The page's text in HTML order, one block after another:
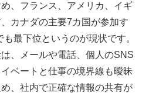
、フランス、アメリカ、イギ
カナダの主要7カ国が参加す
最下位というのが現状です。
、メールや電話、個人のSNS
ベートと仕事の境界線も曖昧
、社内で正確な情報の共有が